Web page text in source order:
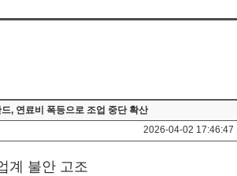
, 연료비 폭등으로 조업 중단 확산
2026-04-02 17:46:47
계 불안 고조